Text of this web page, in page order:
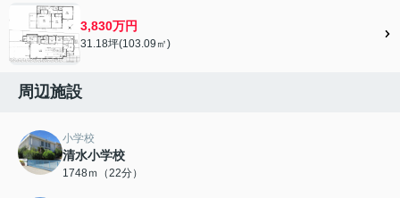
3,830万円
31.18坪(103.09㎡)
周辺施設
小学校
清水小学校
1748ｍ（22分）